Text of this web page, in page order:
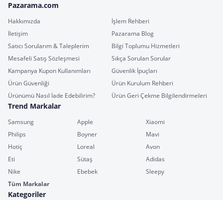
Pazarama.com
Hakkımızda
İşlem Rehberi
İletişim
Pazarama Blog
Satıcı Sorularım & Taleplerim
Bilgi Toplumu Hizmetleri
Mesafeli Satış Sözleşmesi
Sıkça Sorulan Sorular
Kampanya Kupon Kullanımları
Güvenlik İpuçları
Ürün Güvenliği
Ürün Kurulum Rehberi
Ürünümü Nasıl İade Edebilirim?
Ürün Geri Çekme Bilgilendirmeleri
Trend Markalar
Samsung Apple
Xiaomi
Philips
Boyner
Mavi
Hotiç
Loreal
Avon
Eti
Sütaş
Adidas
Nike
Ebebek
Sleepy
Tüm Markalar
Kategoriler